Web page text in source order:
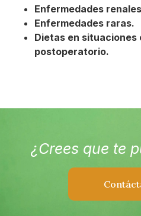
Enfermedades
Enfermedades raras.
Dietas en situaciones
postoperatorio.
¿Crees que te